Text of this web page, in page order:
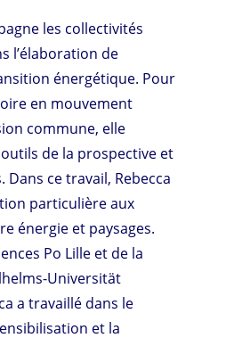
les collectivités
l’élaboration de
énergétique. Pour
en mouvement
commune, elle
outils de la prospective et
Dans ce travail, Rebecca
particulière aux
énergie et paysages.
Po Lille et de la
Universität
a travaillé dans le
et la